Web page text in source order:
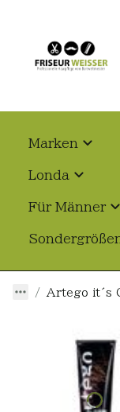
Marken
Londa
Für Männer
Artego it´s